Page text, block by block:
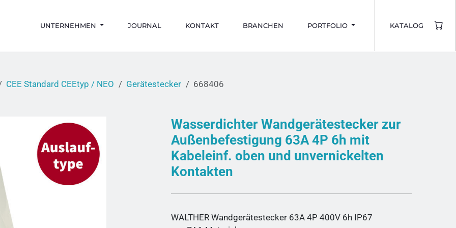
UNTERNEHMEN JOURNAL KONTAKT BRANCHEN PORTFOLIO KATALOG
CEE Standard CEEtyp / NEO Gerätestecker 668406
Wasserdichter Wandgerätestecker zur
Außenbefestigung 63A 4P 6h mit
Kabeleinf. oben und unvernickelten
Kontakten
WALTHER Wandgerätestecker 63A 4P 400V 6h IP67